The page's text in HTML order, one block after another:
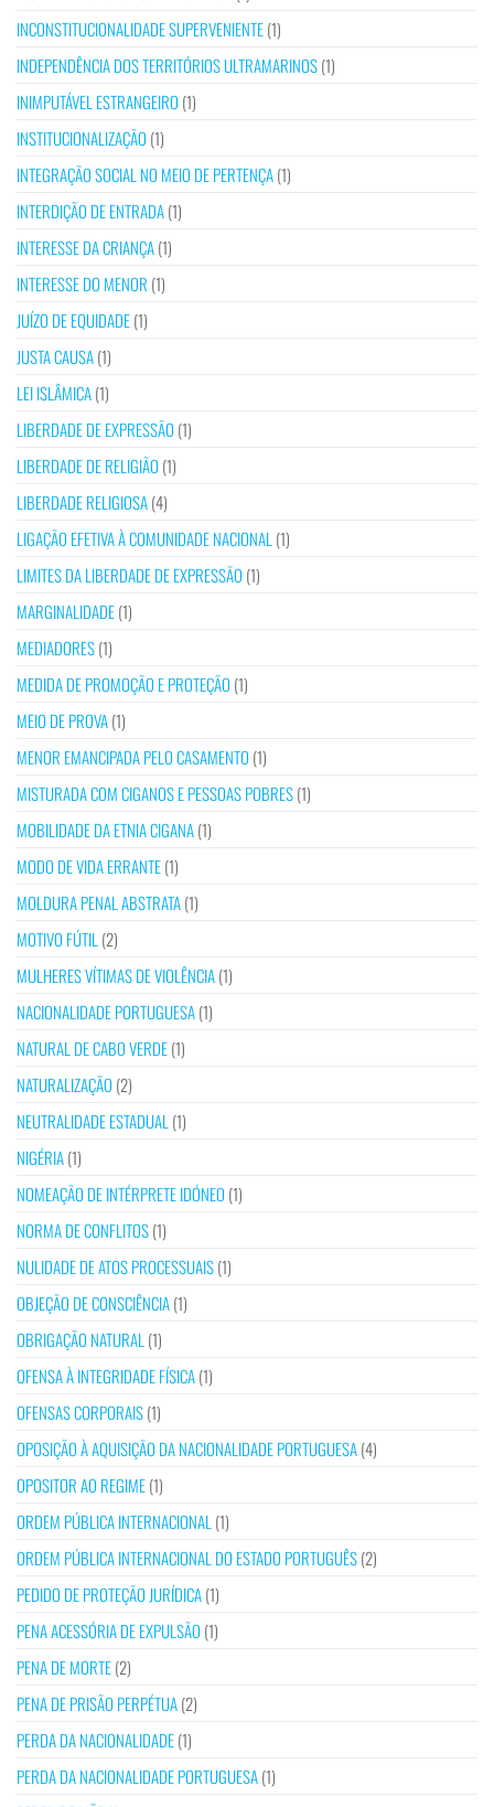
INCONSTITUCIONALIDADE SUPERVENIENTE(1)
INDEPENDÊNCIA DOS TERRITÓRIOS ULTRAMARINOS(1)
INIMPUTÁVEL ESTRANGEIRO (1)
INSTITUCIONALIZAÇÃO (1)
INTEGRAÇÃO SOCIAL NO MEIO DE PERTENÇA(1)
INTERDIÇÃO DE ENTRADA(1)
INTERESSE DA CRIANÇA(1)
INTERESSE DO MENOR (1)
JUÍZO DE EQUIDADE(1)
JUSTA CAUSA(1)
LEI ISLÂMICA(1)
LIBERDADE DE EXPRESSÃO (1)
LIBERDADE DE RELIGIÃO (1)
LIBERDADE RELIGIOSA(4)
LIGAÇÃO EFETIVA À COMUNIDADE NACIONAL (1)
LIMITES DA LIBERDADE DE EXPRESSÃO (1)
MARGINALIDADE(1)
MEDIADORES(1)
MEDIDA DE PROMOÇÃO E PROTEÇÃO (1)
MEIO DE PROVA(1)
MENOR EMANCIPADA PELO CASAMENTO (1)
MISTURADA COM CIGANOS E PESSOAS POBRES(1)
MOBILIDADE DA ETNIA CIGANA(1)
MODO DE VIDA ERRANTE(1)
MOLDURA PENAL ABSTRATA(1)
MOTIVO FÚTIL (2)
MULHERES VÍTIMAS DE VIOLÊNCIA(1)
NACIONALIDADE PORTUGUESA(1)
NATURAL DE CABO VERDE(1)
NATURALIZAÇÃO (2)
NEUTRALIDADE ESTADUAL (1)
NIGÉRIA(1)
NOMEAÇÃO DE INTÉRPRETE IDÓNEO (1)
NORMA DE CONFLITOS(1)
NULIDADE DE ATOS PROCESSUAIS(1)
OBJEÇÃO DE CONSCIÊNCIA(1)
OBRIGAÇÃO NATURAL (1)
OFENSA À INTEGRIDADE FÍSICA(1)
OFENSAS CORPORAIS(1)
OPOSIÇÃO À AQUISIÇÃO DA NACIONALIDADE PORTUGUESA(4)
OPOSITOR AO REGIME(1)
ORDEM PÚBLICA INTERNACIONAL (1)
ORDEM PÚBLICA INTERNACIONAL DO ESTADO PORTUGUÊS(2)
PEDIDO DE PROTEÇÃO JURÍDICA(1)
PENA ACESSÓRIA DE EXPULSÃO (1)
PENA DE MORTE(2)
PENA DE PRISÃO PERPÉTUA(2)
PERDA DA NACIONALIDADE(1)
PERDA DA NACIONALIDADE PORTUGUESA(1)